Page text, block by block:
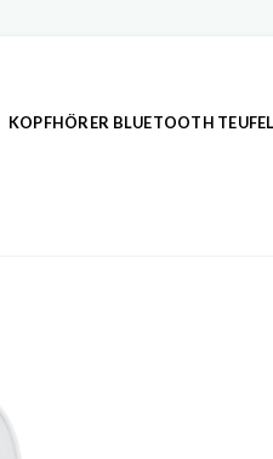
KOPFHÖRER BLUETOOTH TEUFEL